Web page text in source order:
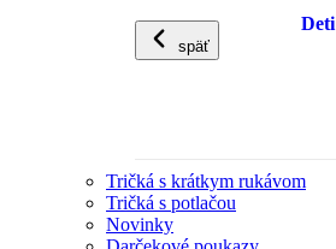
späť
Deti
Tričká s krátkym rukávom
Tričká s potlačou
Novinky